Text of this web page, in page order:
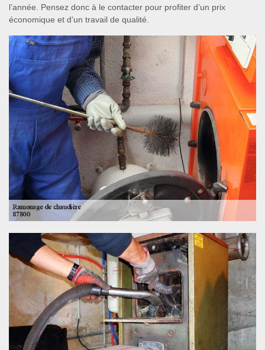
l’année. Pensez donc à le contacter pour profiter d’un prix
économique et d’un travail de qualité.